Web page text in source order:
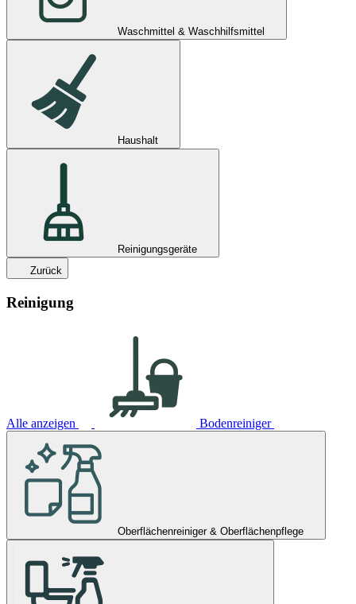
Waschmittel & Waschhilfsmittel
Haushalt
Reinigungsgeräte
Zurück
Reinigung
Alle anzeigen Bodenreiniger
Oberflächenreiniger & Oberflächenpflege